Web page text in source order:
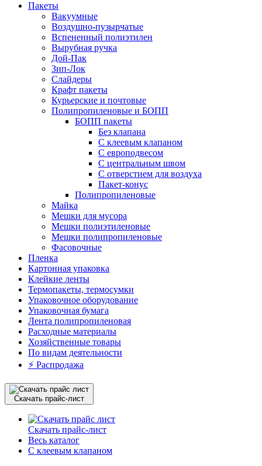
Пакеты
Вакуумные
Воздушно-пузырчатые
Вспененный полиэтилен
Вырубная ручка
Дой-Пак
Зип-Лок
Слайдеры
Крафт пакеты
Курьерские и почтовые
Полипропиленовые и БОПП
БОПП пакеты
Без клапана
С клеевым клапаном
С европодвесом
С центральным швом
С отверстием для воздуха
Пакет-конус
Полипропиленовые
Майка
Мешки для мусора
Мешки полиэтиленовые
Мешки полипропиленовые
Фасовочные
Пленка
Картонная упаковка
Клейкие ленты
Термопакеты, термосумки
Упаковочное оборудование
Упаковочная бумага
Лента полипропиленовая
Расходные материалы
Хозяйственные товары
По видам деятельности
⚡️ Распродажа
Скачать прайс-лист
Скачать прайс-лист
Весь каталог
С клеевым клапаном